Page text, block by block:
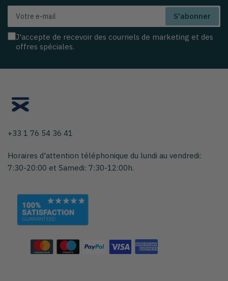
mail
S'abonner
J'accepte de recevoir des courriels de marketing et des
offres spéciales.
+33 1 76 54 36 41
Horaires d'attention téléphonique du lundi au vendredi:
7:30-20:00 et Samedi: 7:30-12:00h.